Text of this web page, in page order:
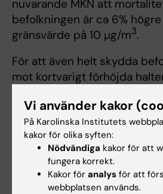
nuvarande MKN att
befolkningen är ca 6%
gränsvärde på 10 µg/m3.
För att även helt skydda
mot kortvarigt förhöjda
25 µg/m3. Även detta värde
striktare än nuvarande MKN.
I och med dessa
WHO:s bedömning att ett 1-
medelvärde ska fortfarande
Vi använder kakor
På Karolinska Institutets
kakor för olika syften:
Nödvändiga kakor för att
fungera korrekt.
Kakor för analys för att
webbplatsen används.